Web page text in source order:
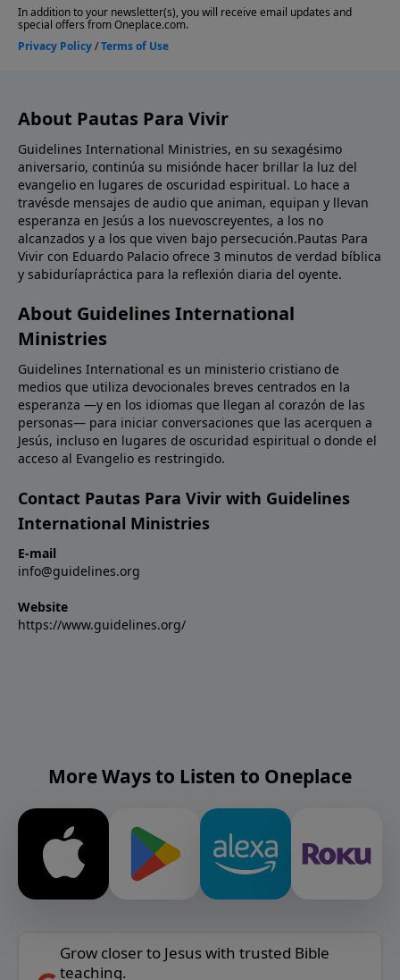
About Pautas Para Vivir
Guidelines International Ministries, en su sexagésimo
aniversario, continúa su misiónde hacer brillar la luz del
evangelio en lugares de oscuridad espiritual. Lo hace a
travésde mensajes de audio que animan, equipan y llevan
esperanza en Jesús a los nuevoscreyentes, a los no
alcanzados y a los que viven bajo persecución.Pautas Para
Vivir con Eduardo Palacio ofrece 3 minutos de verdad bíblica
y sabiduríapráctica para la reflexión diaria del oyente.
About Guidelines International
Ministries
Guidelines International es un ministerio cristiano de
medios que utiliza devocionales breves centrados en la
esperanza —y en los idiomas que llegan al corazón de las
personas— para iniciar conversaciones que las acerquen a
Jesús, incluso en lugares de oscuridad espiritual o donde el
acceso al Evangelio es restringido.
Contact Pautas Para Vivir with Guidelines
International Ministries
E-mail
info@guidelines.org
Website
https://www.guidelines.org/
More Ways to Listen to Oneplace
Grow closer to Jesus with trusted Bible
teaching.